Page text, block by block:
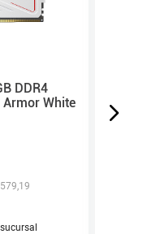
DDR4
White